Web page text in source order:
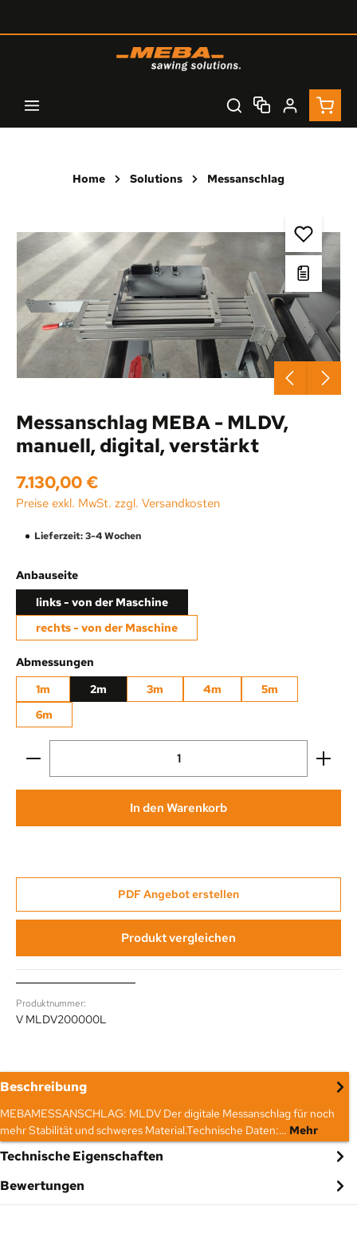
Home Solutions Messanschlag
Messanschlag MEBA - MLDV,
manuell, digital, verstärkt
Regulärer Preis:
7.130,00 €
Preise exkl. MwSt. zzgl. Versandkosten
Lieferzeit: 3-4 Wochen
Anbauseiteauswählen
links - von der Maschine
rechts - von der Maschine
Abmessungen
1m 2m 3m 4m
5m
6m
Produkt Anzahl: Gib den gewünschten Wert ein
In den Warenkorb
PDF Angebot erstellen
Produkt vergleichen
Produktnummer:
V MLDV200000L
Beschreibung
MEBAMESSANSCHLAG: MLDV Der digitale Messanschlag für noch
mehr Stabilität und schweres Material.Technische Daten:… Mehr
Technische Eigenschaften
Bewertungen